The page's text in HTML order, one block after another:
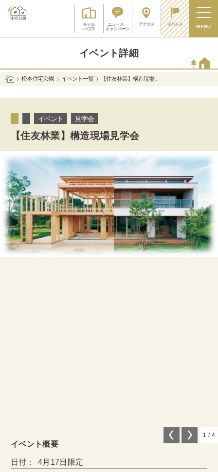
モデル
ハウス
ニュース・
キャンペーン
アクセス イベント MENU
イベント詳細
松本 住宅公園 イベント一覧 【住友林業】構造現場...
イベント 見学会
【住友林業】構造現場見学会
1 / 4
イベント概要
日付： 4月17日限定